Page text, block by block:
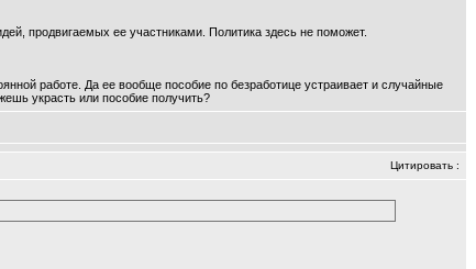
продвигаемых ее участниками. Политика здесь не поможет.
работе. Да ее вообще пособие по безработице устраивает и случайные
украсть или пособие получить?
Цитировать :